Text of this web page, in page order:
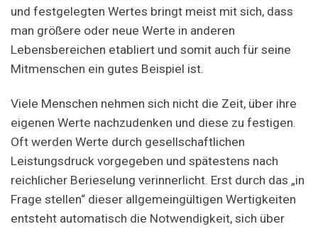
und festgelegten Wertes bringt meist mit sich, dass
man größere oder neue Werte in anderen
Lebensbereichen etabliert und somit auch für seine
Mitmenschen ein gutes Beispiel ist.
Viele Menschen nehmen sich nicht die Zeit, über ihre
eigenen Werte nachzudenken und diese zu festigen.
Oft werden Werte durch gesellschaftlichen
Leistungsdruck vorgegeben und spätestens nach
reichlicher Berieselung verinnerlicht. Erst durch das „in
Frage stellen“ dieser allgemeingültigen Wertigkeiten
entsteht automatisch die Notwendigkeit, sich über